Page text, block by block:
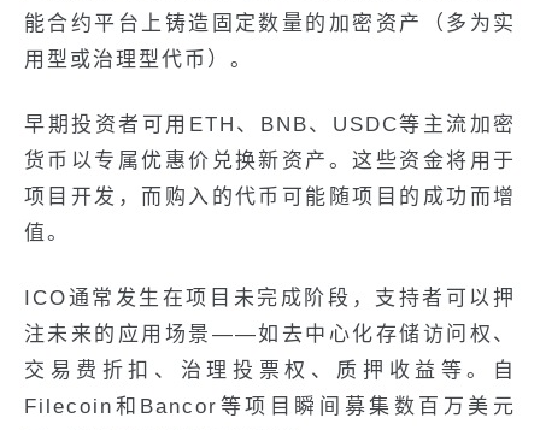
能合约平台上铸造固定数量的加密资产（多为实
用型或治理型代币）。
早期投资者可用ETH、BNB、USDC等主流加密
货币以专属优惠价兑换新资产。这些资金将用于
项目开发，而购入的代币可能随项目的成功而增
值。
ICO通常发生在项目未完成阶段，支持者可以押
注未来的应用场景——如去中心化存储访问权、
交易费折扣、治理投票权、质押收益等。自
Filecoin和Bancor等项目瞬间募集数百万美元